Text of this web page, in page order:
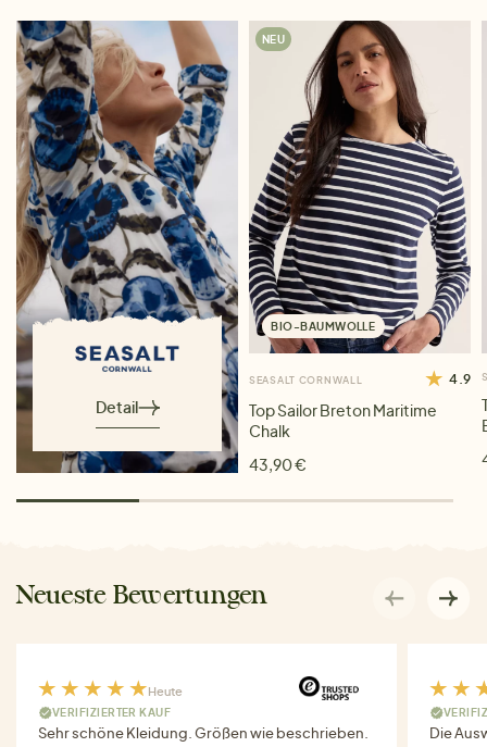
Detail
NEU
BIO-BAUMWOLLE
SEASALT CORNWALL 4.9
Top Sailor Breton Maritime
Chalk
43,90 €
Neueste Bewertungen
Heute
VERIFIZIERTER KAUF
Sehr schöne Kleidung. Größen wie beschrieben.
Die